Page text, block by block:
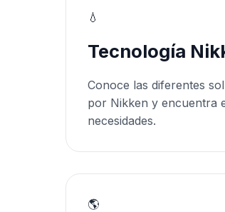
💧
Tecnología
Conoce las diferentes
por Nikken y encuentra
necesidades.
🌎